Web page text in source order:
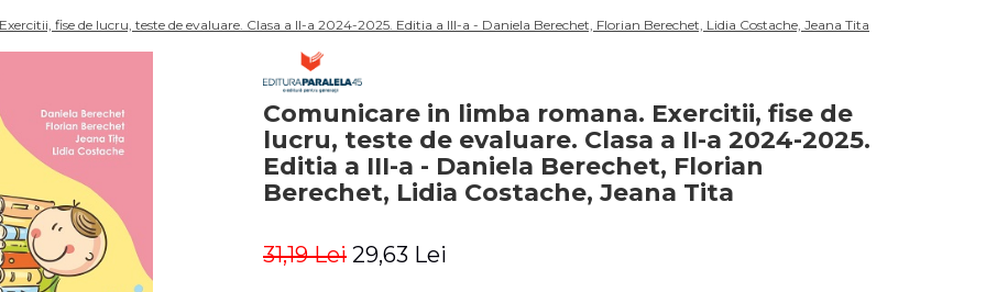
fise de lucru, teste de evaluare. Clasa a II-a 2024-2025. Editia a III-a - Daniela Berechet, Florian Berechet, Lidia Costache, Jeana Tita
Comunicare in limba romana. Exercitii, fise de
lucru, teste de evaluare. Clasa a II-a 2024-2025.
Editia a III-a - Daniela Berechet, Florian
Berechet, Lidia Costache, Jeana Tita
31,19 Lei 29,63 Lei